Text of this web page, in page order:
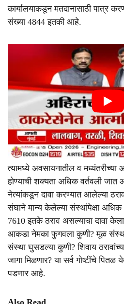
कार्यालयाकडून मतदानासाठी पात्र
संख्या 4844 इतकी आहे.
त्यामध्ये अवसायनातील व
होण्याची शक्यता अधिक वर्तवली जात
नेत्यांकडून दावा करण्यात आलेल्या
संघाने मान्य केलेल्या संस्थांपेक्षा
7610 इतके ठराव असल्याचा दावा
आकडा नेमका फुगवला कुणी? मूळ संस्था
संस्था घुसडल्या कुणी? शिवाय
जागा मिळणार? या सर्व गोष्टींचे
पडणार आहे.
Also Read